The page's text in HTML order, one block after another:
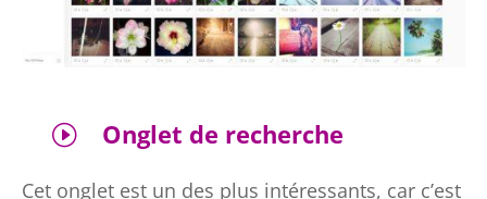
I Onglet de recherche
Cet onglet est un des plus intéressants, car c’est